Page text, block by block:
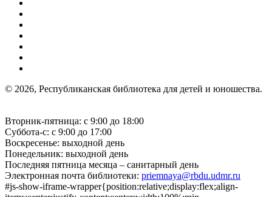
© 2026, Республиканская библиотека для детей и юношества.
Вторник-пятница: с 9:00 до 18:00
Суббота-с: с 9:00 до 17:00
Воскресенье: выходной день
Понедельник: выходной день
Последняя пятница месяца – санитарный день
Электронная почта библиотеки: priemnaya@rbdu.udmr.ru
#js-show-iframe-wrapper{position:relative;display:flex;align-